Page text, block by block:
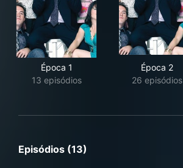
Época 1
13 episódios
Época 2
26 episódios
Episódios (13)